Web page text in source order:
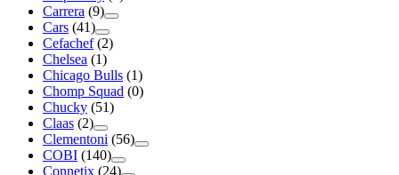
Carrera (9)
Cars (41)
Cefachef (2)
Chelsea (1)
Chicago Bulls (1)
Chomp Squad (0)
Chucky (51)
Claas (2)
Clementoni (56)
COBI (140)
Connetix (24)